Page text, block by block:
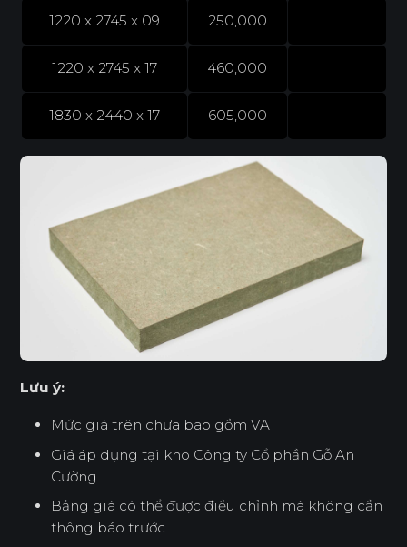
1220 x 2745 x 09 250,000
1220 x 2745 x 17 460,000
1830 x 2440 x 17 605,000
Lưu ý:
Mức giá trên chưa bao gồm VAT
Giá áp dụng tại kho Công ty Cổ phần Gỗ An
Cường
Bảng giá có thể được điều chỉnh mà không cần
thông báo trước